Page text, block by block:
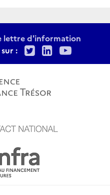
lettre d'information
:
TwitterLinkedIn